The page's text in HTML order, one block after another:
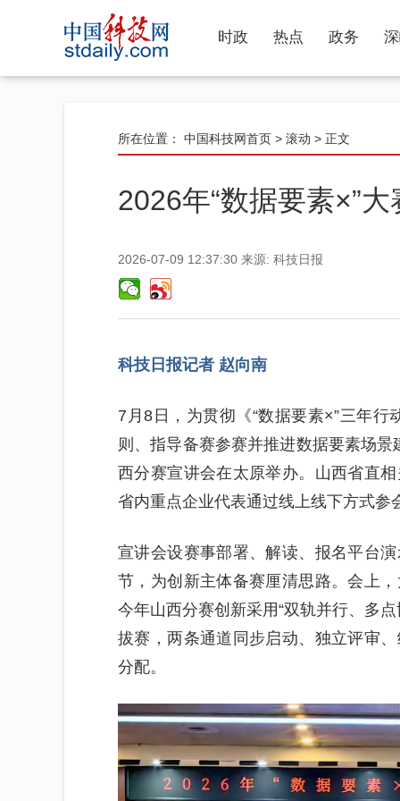
时政 热点 政务
所在位置： 中国科技网首页 > 滚动 > 正文
2026年“数据要素×”
2026-07-09 12:37:30 来源: 科技日报
科技日报记者 赵向南
7月8日，为贯彻《“数据要素×”三年
则、指导备赛参赛并推进数据要素场
西分赛宣讲会在太原举办。山西省直
省内重点企业代表通过线上线下方式参
宣讲会设赛事部署、解读、报名平台
节，为创新主体备赛厘清思路。会上
今年山西分赛创新采用“双轨并行、多
拔赛，两条通道同步启动、独立评审
分配。